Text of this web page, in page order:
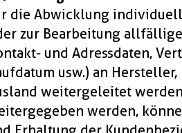
die Abwicklung
zur Bearbeitung
und Adressdaten,
usw.) an
weitergeleitet
werden,